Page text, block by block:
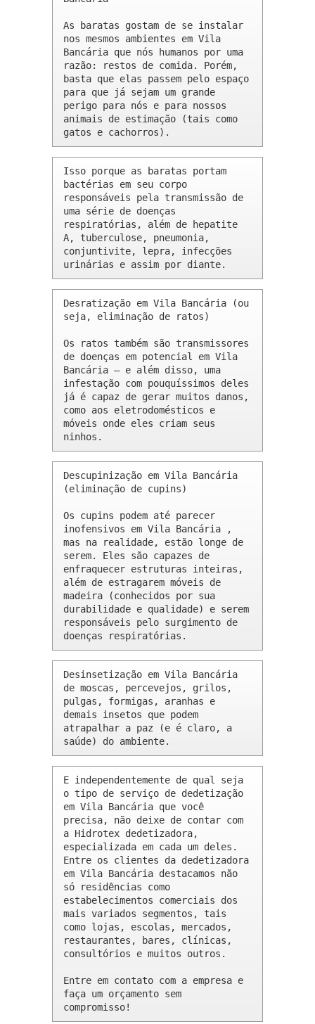
As baratas gostam de se instalar
nos mesmos ambientes em Vila
Bancária que nós humanos por uma
razão: restos de comida. Porém,
basta que elas passem pelo espaço
para que já sejam um grande
perigo para nós e para nossos
animais de estimação (tais como
gatos e cachorros).
Isso porque as baratas portam
bactérias em seu corpo
responsáveis pela transmissão de
uma série de doenças
respiratórias, além de hepatite
A, tuberculose, pneumonia,
conjuntivite, lepra, infecções
urinárias e assim por diante.
Desratização em Vila Bancária (ou
seja, eliminação de ratos)
Os ratos também são transmissores
de doenças em potencial em Vila
Bancária – e além disso, uma
infestação com pouquíssimos deles
já é capaz de gerar muitos danos,
como aos eletrodomésticos e
móveis onde eles criam seus
ninhos.
Descupinização em Vila Bancária
(eliminação de cupins)
Os cupins podem até parecer
inofensivos em Vila Bancária ,
mas na realidade, estão longe de
serem. Eles são capazes de
enfraquecer estruturas inteiras,
além de estragarem móveis de
madeira (conhecidos por sua
durabilidade e qualidade) e serem
responsáveis pelo surgimento de
doenças respiratórias.
Desinsetização em Vila Bancária
de moscas, percevejos, grilos,
pulgas, formigas, aranhas e
demais insetos que podem
atrapalhar a paz (e é claro, a
saúde) do ambiente.
E independentemente de qual seja
o tipo de serviço de dedetização
em Vila Bancária que você
precisa, não deixe de contar com
a Hidrotex dedetizadora,
especializada em cada um deles.
Entre os clientes da dedetizadora
em Vila Bancária destacamos não
só residências como
estabelecimentos comerciais dos
mais variados segmentos, tais
como lojas, escolas, mercados,
restaurantes, bares, clínicas,
consultórios e muitos outros.
Entre em contato com a empresa e
faça um orçamento sem
compromisso!